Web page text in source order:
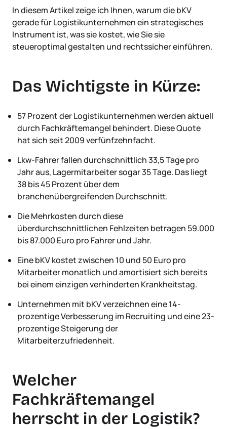
In diesem Artikel zeige ich Ihnen, warum die bKV
gerade für Logistikunternehmen ein strategisches
Instrument ist, was sie kostet, wie Sie sie
steueroptimal gestalten und rechtssicher einführen.
Das Wichtigste in Kürze:
57 Prozent der Logistikunternehmen werden aktuell
durch Fachkräftemangel behindert. Diese Quote
hat sich seit 2009 verfünfzehnfacht.
Lkw-Fahrer fallen durchschnittlich 33,5 Tage pro
Jahr aus, Lagermitarbeiter sogar 35 Tage. Das liegt
38 bis 45 Prozent über dem
branchenübergreifenden Durchschnitt.
Die Mehrkosten durch diese
überdurchschnittlichen Fehlzeiten betragen 59.000
bis 87.000 Euro pro Fahrer und Jahr.
Eine bKV kostet zwischen 10 und 50 Euro pro
Mitarbeiter monatlich und amortisiert sich bereits
bei einem einzigen verhinderten Krankheitstag.
Unternehmen mit bKV verzeichnen eine 14-
prozentige Verbesserung im Recruiting und eine 23-
prozentige Steigerung der
Mitarbeiterzufriedenheit.
Welcher
Fachkräftemangel
herrscht in der Logistik?